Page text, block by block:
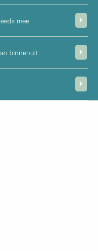
mee
binnenuit